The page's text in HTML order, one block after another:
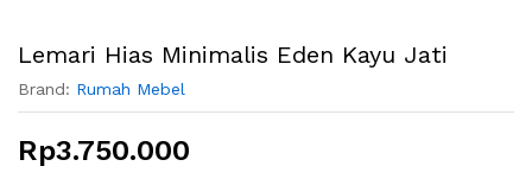
Lemari Hias Minimalis Eden Kayu Jati
Brand: Rumah Mebel
Rp3.750.000